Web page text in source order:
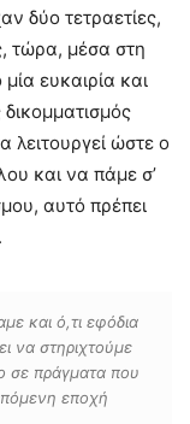
δύο τετραετίες,
τώρα, μέσα στη
ευκαιρία και
λειτουργεί ώστε ο
και να πάμε σ’
αυτό πρέπει
και ό,τι εφόδια
να στηριχτούμε
σε πράγματα που
εποχή